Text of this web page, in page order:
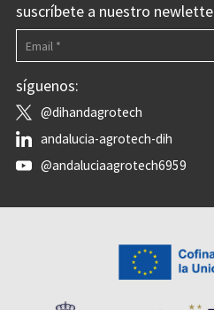
suscríbete a nuestro
síguenos:
@dihandagrotech
andalucia-agrotech-dih
@andaluciaagrotech6959